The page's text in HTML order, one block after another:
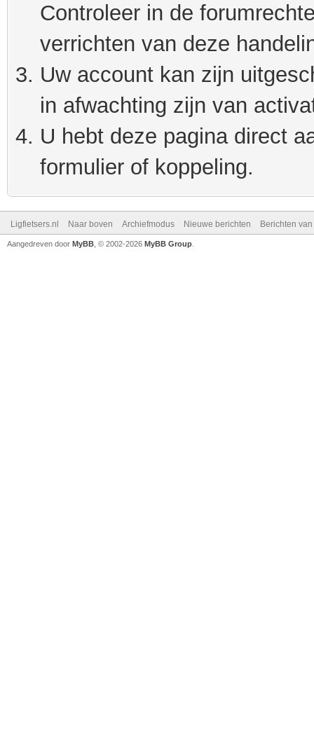
Controleer in de
verrichten van deze
Uw account kan zijn
in afwachting zijn van
U hebt deze pagina direct
formulier of koppeling.
Ligfietsers.nl Naar boven Archiefmodus Nieuwe berichten Berichten
Aangedreven door MyBB , © 2002-2026 MyBB Group